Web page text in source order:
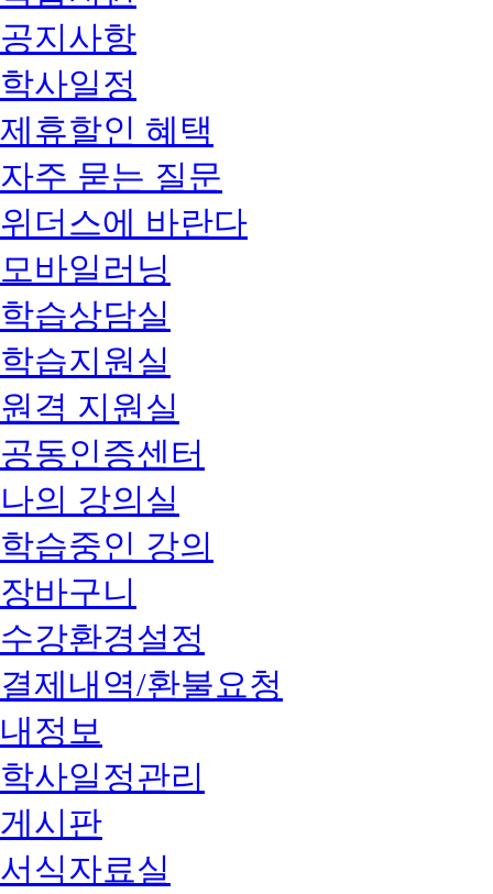
공지사항
학사일정
제휴할인 혜택
자주 묻는 질문
위더스에 바란다
모바일러닝
학습상담실
학습지원실
원격 지원실
공동인증센터
나의 강의실
학습중인 강의
장바구니
수강환경설정
결제내역/환불요청
내정보
학사일정관리
게시판
서식자료실